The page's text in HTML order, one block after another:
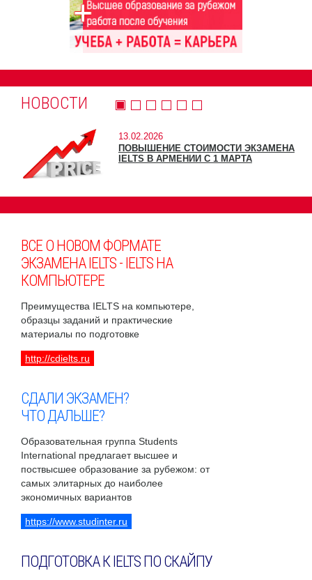
НОВОСТИ
13.02.2026
ПОВЫШЕНИЕ СТОИМОСТИ ЭКЗАМЕНА
IELTS В АРМЕНИИ С 1 МАРТА
ВСЕ О НОВОМ ФОРМАТЕ
ЭКЗАМЕНА IELTS - IELTS НА
КОМПЬЮТЕРЕ
Преимущества IELTS на компьютере,
образцы заданий и практические
материалы по подготовке
http://cdielts.ru
СДАЛИ ЭКЗАМЕН?
ЧТО ДАЛЬШЕ?
Образовательная группа Students
International предлагает высшее и
поствысшее образование за рубежом: от
самых элитарных до наиболее
экономичных вариантов
https://www.studinter.ru
ПОДГОТОВКА К IELTS ПО СКАЙПУ